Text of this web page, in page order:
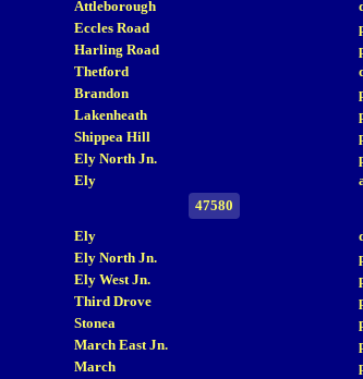
Attleborough
Eccles Road
Harling Road
Thetford
Brandon
Lakenheath
Shippea Hill
Ely North Jn.
Ely
47580
Ely
Ely North Jn.
Ely West Jn.
Third Drove
Stonea
March East Jn.
March